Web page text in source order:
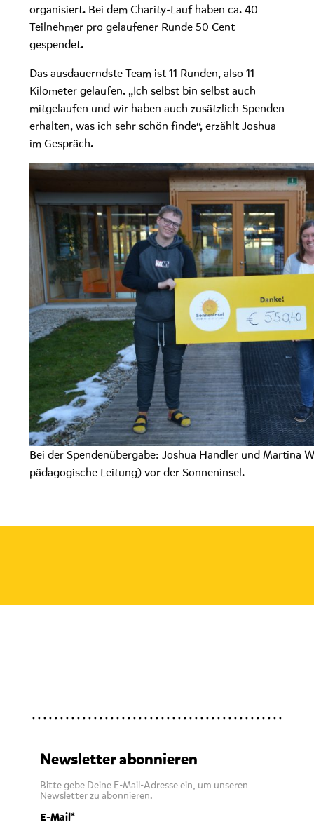
organisiert. Bei dem Charity-Lauf haben ca. 40
Teilnehmer pro gelaufener Runde 50 Cent
gespendet.
Das ausdauerndste Team ist 11 Runden, also 11
Kilometer gelaufen. „Ich selbst bin selbst auch
mitgelaufen und wir haben auch zusätzlich Spenden
erhalten, was ich sehr schön finde“, erzählt Joshua
im Gespräch.
Bei der Spendenübergabe: Joshua Handler und Martina
pädagogische Leitung) vor der Sonneninsel.
Newsletter abonnieren
Bitte gebe Deine E-Mail-Adresse ein, um unseren
Newsletter zu abonnieren.
E-Mail